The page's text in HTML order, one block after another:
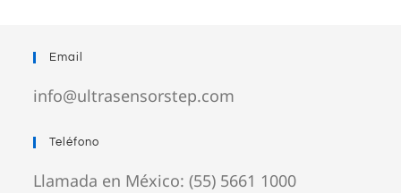
Email
info@ultrasensorstep.com
Teléfono
Llamada en México: (55) 5661 1000